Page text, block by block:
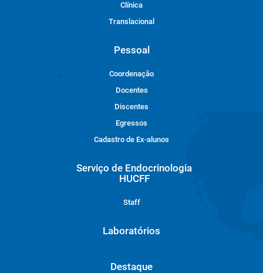
Clínica
Translacional
Pessoal
Coordenação
Docentes
Discentes
Egressos
Cadastro de Ex-alunos
Serviço de Endocrinologia
HUCFF
Staff
Laboratórios
Destaque